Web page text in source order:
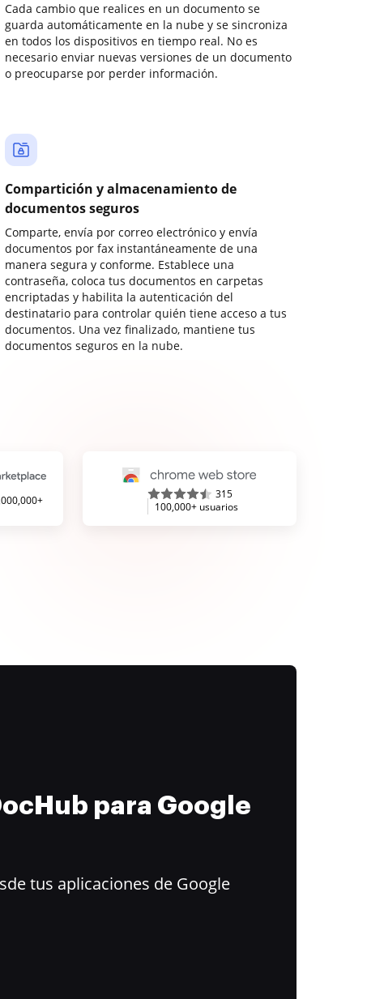
Cada cambio que realices en un documento se
guarda automáticamente en la nube y se sincroniza
en todos los dispositivos en tiempo real. No es
necesario enviar nuevas versiones de un documento
o preocuparse por perder información.
Compartición y almacenamiento de
documentos seguros
Comparte, envía por correo electrónico y envía
documentos por fax instantáneamente de una
manera segura y conforme. Establece una
contraseña, coloca tus documentos en carpetas
encriptadas y habilita la autenticación del
destinatario para controlar quién tiene acceso a tus
documentos. Una vez finalizado, mantiene tus
documentos seguros en la nube.
315
100,000+ usuarios
para Google
tus aplicaciones de Google